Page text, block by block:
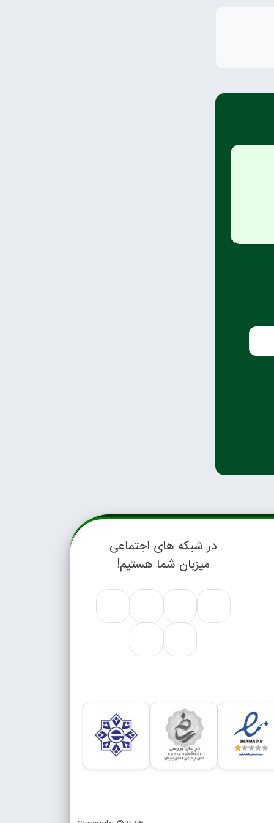
در شبکه های اجتماعی
میزبان شما هستیم!